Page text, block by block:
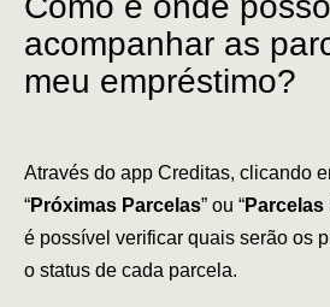
acompanhar as
meu empréstimo?
Através do app Creditas, clicando
“Próximas Parcelas” ou “Parcelas
é possível verificar quais serão os
o status de cada parcela.